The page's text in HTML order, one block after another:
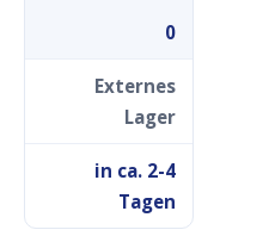
0
Externes
Lager
in ca. 2-4
Tagen